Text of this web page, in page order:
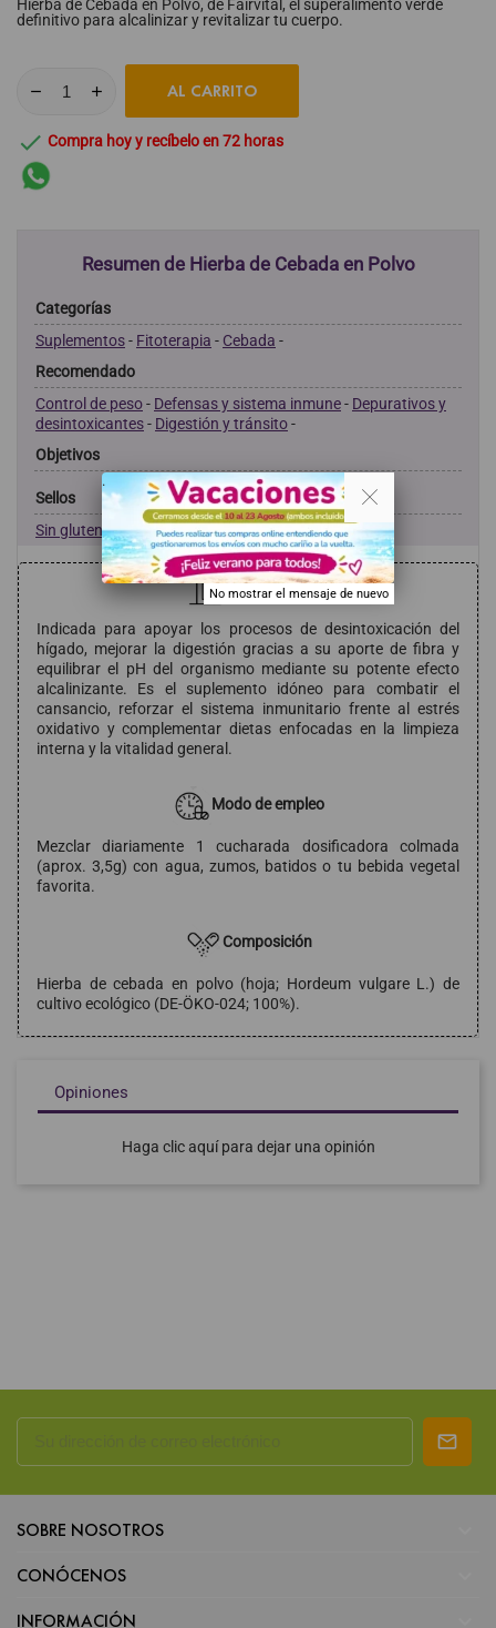
Hierba de Cebada en Polvo, de Fairvital, el superalimento verde
definitivo para alcalinizar y revitalizar tu cuerpo.
AL CARRITO
 Compra hoy y recíbelo en 72 horas
Resumen de Hierba de Cebada en Polvo
Categorías
Suplementos- Fitoterapia - Cebada -
Recomendado
Control de peso- Defensas y sistema inmune- Depurativos y
desintoxicantes- Digestión y tránsito-
Objetivos
Sellos
Sin gluten-Sin lactosa-Vegan-
Indicaciones
Indicada para apoyar los procesos de desintoxicación del
hígado, mejorar la digestión gracias a su aporte de fibra y
equilibrar el pH del organismo mediante su potente efecto
alcalinizante. Es el suplemento idóneo para combatir el
cansancio, reforzar el sistema inmunitario frente al estrés
oxidativo y complementar dietas enfocadas en la limpieza
interna y la vitalidad general.
Modo de empleo
Mezclar diariamente 1 cucharada dosificadora colmada
(aprox. 3,5g) con agua, zumos, batidos o tu bebida vegetal
favorita.
Composición
Hierba de cebada en polvo (hoja; Hordeum vulgare L.) de
cultivo ecológico (DE-ÖKO-024; 100%).
Opiniones
Haga clic aquí para dejar una opinión
SOBRE NOSOTROS
CONÓCENOS
INFORMACIÓN
. .
No mostrar el mensaje de nuevo